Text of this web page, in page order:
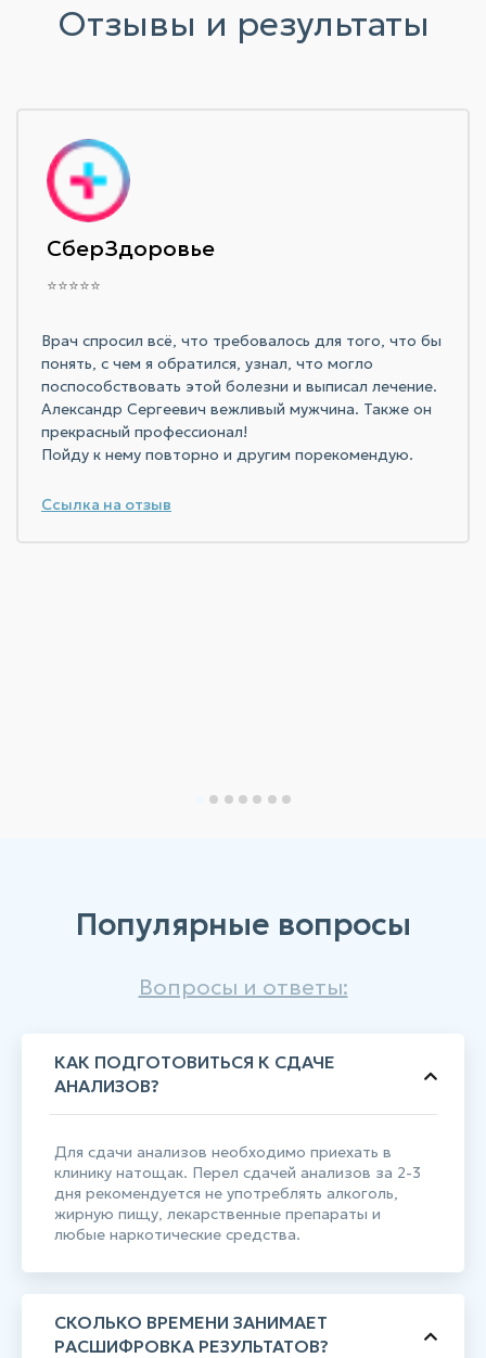
Отзывы и результаты
СберЗдоровье
⭐⭐⭐⭐⭐
Врач спросил всё, что требовалось для того, что бы
понять, с чем я обратился, узнал, что могло
поспособствовать этой болезни и выписал лечение.
Александр Сергеевич вежливый мужчина. Также он
прекрасный профессионал!
Пойду к нему повторно и другим порекомендую.
Ссылка на отзыв
Популярные вопросы
Вопросы и ответы:
КАК ПОДГОТОВИТЬСЯ К СДАЧЕ
АНАЛИЗОВ?
Для сдачи анализов необходимо приехать в
клинику натощак. Перел сдачей анализов за 2-3
дня рекомендуется не употреблять алкоголь,
жирную пищу, лекарственные препараты и
любые наркотические средства.
СКОЛЬКО ВРЕМЕНИ ЗАНИМАЕТ
РАСШИФРОВКА РЕЗУЛЬТАТОВ?